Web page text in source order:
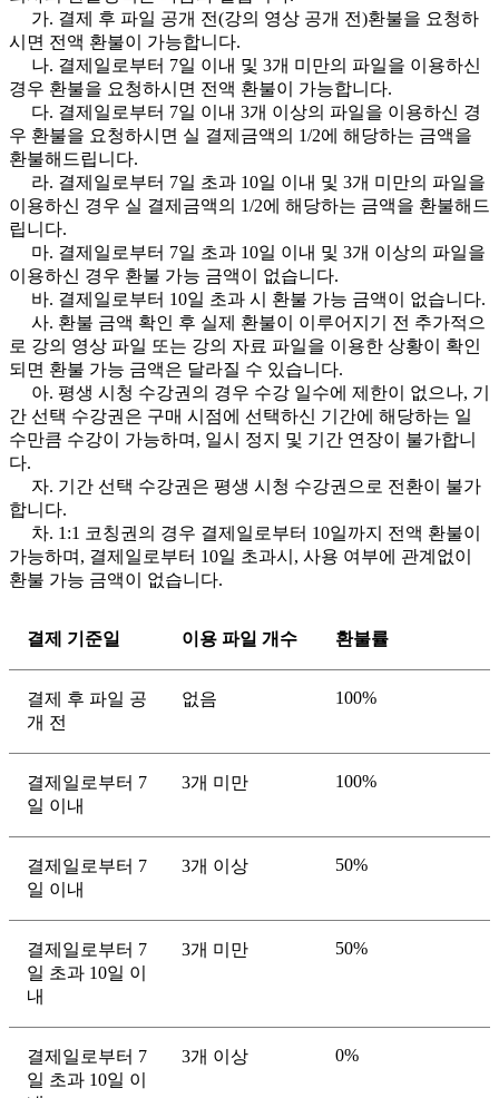
가. 결제 후 파일 공개 전(강의 영상 공개 전)환불을 요청하
시면 전액 환불이 가능합니다.
나. 결제일로부터 7일 이내 및 3개 미만의 파일을 이용하신
경우 환불을 요청하시면 전액 환불이 가능합니다.
다. 결제일로부터 7일 이내 3개 이상의 파일을 이용하신 경
우 환불을 요청하시면 실 결제금액의 1/2에 해당하는 금액을
환불해드립니다.
라. 결제일로부터 7일 초과 10일 이내 및 3개 미만의 파일을
이용하신 경우 실 결제금액의 1/2에 해당하는 금액을 환불해드
립니다.
마. 결제일로부터 7일 초과 10일 이내 및 3개 이상의 파일을
이용하신 경우 환불 가능 금액이 없습니다.
바. 결제일로부터 10일 초과 시 환불 가능 금액이 없습니다.
사. 환불 금액 확인 후 실제 환불이 이루어지기 전 추가적으
로 강의 영상 파일 또는 강의 자료 파일을 이용한 상황이 확인
되면 환불 가능 금액은 달라질 수 있습니다.
아. 평생 시청 수강권의 경우 수강 일수에 제한이 없으나, 기
간 선택 수강권은 구매 시점에 선택하신 기간에 해당하는 일
수만큼 수강이 가능하며, 일시 정지 및 기간 연장이 불가합니
다.
자. 기간 선택 수강권은 평생 시청 수강권으로 전환이 불가
합니다.
차. 1:1 코칭권의 경우 결제일로부터 10일까지 전액 환불이
가능하며, 결제일로부터 10일 초과시, 사용 여부에 관계없이
환불 가능 금액이 없습니다.
결제 기준일 이용 파일 개수 환불률
결제 후 파일 공
개 전
없음 100%
결제일로부터 7
일 이내
3개 미만 100%
결제일로부터 7
일 이내
3개 이상 50%
결제일로부터 7
일 초과 10일 이
내
3개 미만 50%
결제일로부터 7
일 초과 10일 이
3개 이상 0%